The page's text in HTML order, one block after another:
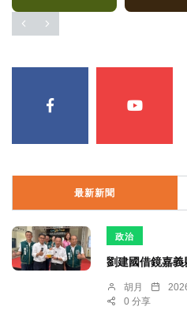
最新新聞
政治
劉建國借鏡嘉
胡月
0 分享